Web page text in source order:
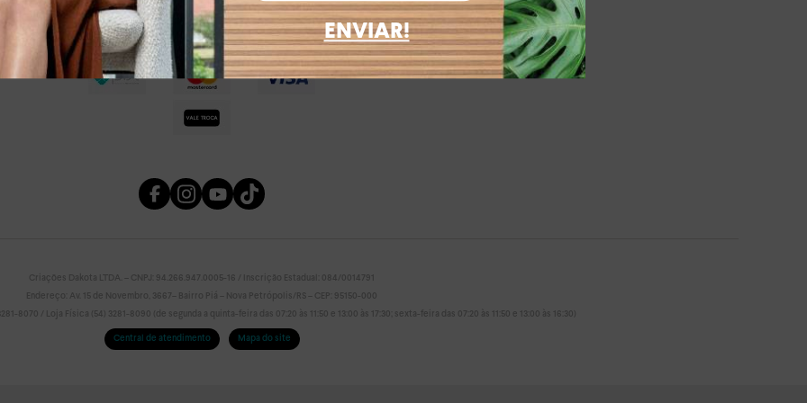
ENVIAR!
Criações Dakota LTDA. – CNPJ: 94.266.947.0005-16 / Inscrição Estadual: 084/0014791
Endereço: Av. 15 de Novembro, 3667– Bairro Piá – Nova Petrópolis/RS – CEP: 95150-000
8070 / Loja Física (54) 3281-8090 (de segunda a quinta-feira das 07:20 às 11:50 e 13:00 às 17:30; sexta-feira das 07:20 às 11:50 e 13:00 às 16:30)
Central de atendimento Mapa do site